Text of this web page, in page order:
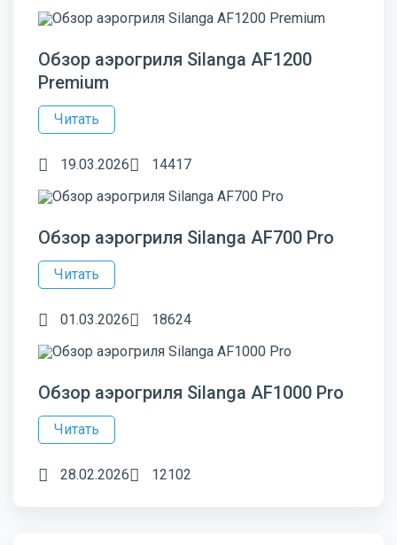
Обзор аэрогриля Silanga AF1200
Premium
Читать
19.03.2026 14417
Обзор аэрогриля Silanga AF700 Pro
Читать
01.03.2026 18624
Обзор аэрогриля Silanga AF1000 Pro
Читать
28.02.2026 12102